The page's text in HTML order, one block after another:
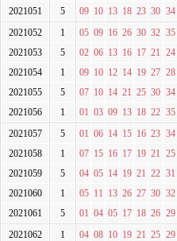
2021051
5 09 10 13 18 23 30 34
2021052
1 05 09 16 26 30 32 35
2021053
5 02 06 13 16 17 21 24
2021054
1 09 10 12 14 19 27 28
2021055
5 07 10 14 21 25 30 34
2021056
1 01 03 09 13 18 22 35
2021057
5 01 06 14 15 16 23 34
2021058
1 07 15 16 17 19 21 25
2021059
5 04 05 14 19 21 22 31
2021060
1 05 11 13 26 27 30 32
2021061
5 01 04 05 17 18 26 29
2021062
1 04 08 10 19 21 25 29